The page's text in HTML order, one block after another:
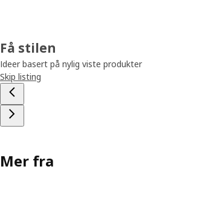
Få stilen
Ideer basert på nylig viste produkter
Skip listing
Mer fra